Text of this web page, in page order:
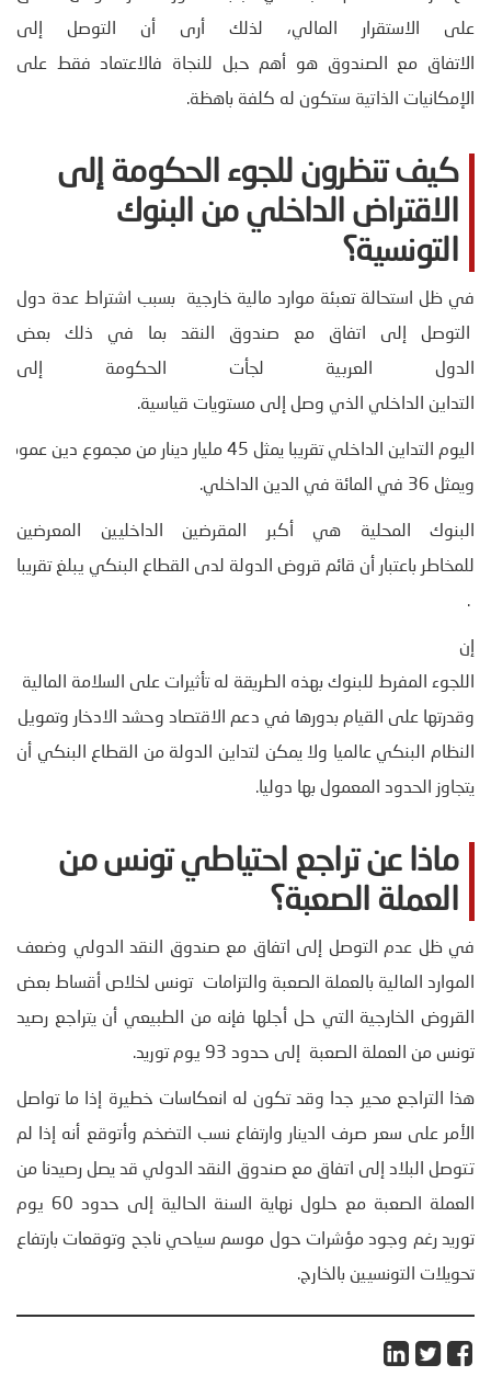
على الاستقرار المالي، لذلك أرى أن التوصل إلى
الاتفاق مع الصندوق هو أهم حبل للنجاة فالاعتماد فقط على
الإمكانيات الذاتية ستكون له كلفة باهظة.
كيف تنظرون للجوء الحكومة إلى
الاقتراض الداخلي من البنوك
التونسية؟
في ظل استحالة تعبئة موارد مالية خارجية بسبب اشتراط عدة دول
التوصل إلى اتفاق مع صندوق النقد بما في ذلك بعض
الدول العربية لجأت الحكومة إلى
التداين الداخلي الذي وصل إلى مستويات قياسية.
ويمثل 36 في المائة في الدين الداخلي.
البنوك المحلية هي أكبر المقرضين الداخليين المعرضين
.
إن
اللجوء المفرط للبنوك بهذه الطريقة له تأثيرات على السلامة المالية
وقدرتها على القيام بدورها في دعم الاقتصاد وحشد الادخار
النظام البنكي عالميا ولا يمكن لتداين الدولة من القطاع البنكي أن
يتجاوز الحدود المعمول بها دوليا.
ماذا عن تراجع احتياطي تونس من
العملة الصعبة؟
في ظل عدم التوصل إلى اتفاق مع صندوق النقد الدولي وضعف
الموارد المالية بالعملة الصعبة والتزامات تونس لخلاص أقساط بعض
القروض الخارجية التي حل أجلها فإنه من الطبيعي أن يتراجع رصيد
تونس من العملة الصعبة إلى حدود 93 يوم توريد.
هذا التراجع محير جدا وقد تكون له انعكاسات خطيرة إذا ما تواصل
الأمر على سعر صرف الدينار وارتفاع نسب التضخم وأتوقع أنه إذا لم
تتوصل البلاد إلى اتفاق مع صندوق النقد الدولي قد يصل رصيدنا من
العملة الصعبة مع حلول نهاية السنة الحالية إلى حدود 60 يوم
توريد رغم وجود مؤشرات حول موسم سياحي ناجح وتوقعات بارتفاع
تحويلات التونسيين بالخارج.